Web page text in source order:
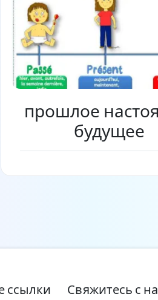
прошлое
будущее
ссылки Свяжитесь с